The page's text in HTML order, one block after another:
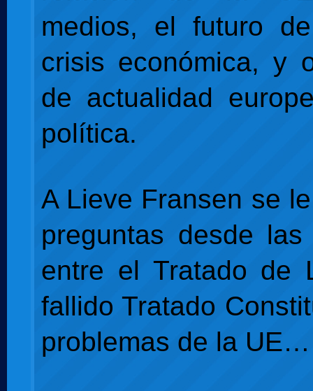
medios, el futuro
crisis económica, y
de actualidad
política.
A Lieve Fransen se
preguntas desde las
entre el Tratado de
fallido Tratado
problemas de la UE…